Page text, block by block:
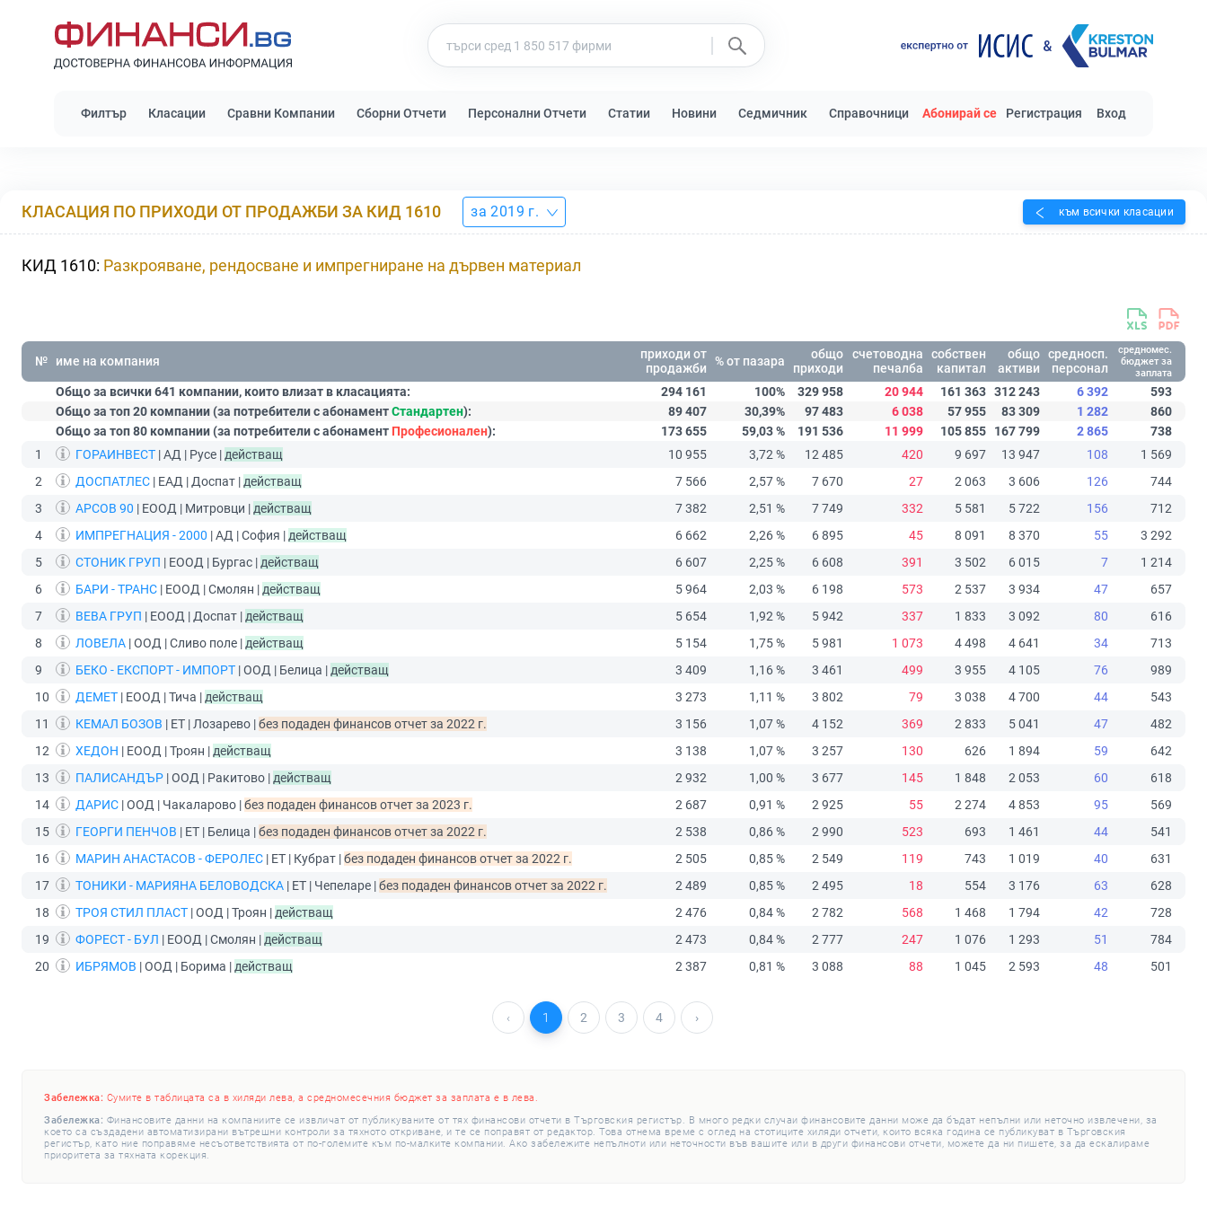
Филтър Класации Сравни Компании Сборни Отчети Персонални Отчети Статии Новини Седмичник Справочници Абонирай се Регистрация Вход
КЛАСАЦИЯ ПО ПРИХОДИ ОТ ПРОДАЖБИ ЗА КИД 1610 за 2019 г. към всички класации
КИД 1610: Разкрояване, рендосване и импрегниране на дървен материал
№ име на компания
приходи от
продажби
% от пазара
общо
приходи
счетоводна
печалба
собствен
капитал
общо
активи
средносп.
персонал
средномес.
бюджет за
заплата
Общо за всички 641 компании, които влизат в класацията: 294 161 100% 329 958 20 944 161 363 312 243 6 392
593
Общо за топ 20 компании (за потребители с абонаментСтандартен): 89 407 30,39% 97 483 6 038 57 955 83 309 1 282
860
Общо за топ 80 компании (за потребители с абонамент Професионален): 173 655 59,03 % 191 536 11 999 105 855 167 799 2 865
738
1
ГОРАИНВЕСТ | АД | Русе | действащ 10 955 3,72 % 12 485 420 9 697 13 947 108
1 569
2
ДОСПАТЛЕС | ЕАД | Доспат | действащ 7 566 2,57 % 7 670 27 2 063 3 606 126
744
3
АРСОВ 90 | ЕООД | Митровци | действащ 7 382 2,51 % 7 749 332 5 581 5 722 156
712
4
ИМПРЕГНАЦИЯ - 2000 | АД | София | действащ 6 662 2,26 % 6 895 45 8 091 8 370 55
3 292
5
СТОНИК ГРУП | ЕООД | Бургас | действащ 6 607 2,25 % 6 608 391 3 502 6 015 7
1 214
6
БАРИ - ТРАНС | ЕООД | Смолян | действащ 5 964 2,03 % 6 198 573 2 537 3 934 47
657
7
ВЕВА ГРУП | ЕООД | Доспат | действащ 5 654 1,92 % 5 942 337 1 833 3 092 80
616
8
ЛОВЕЛА | ООД | Сливо поле | действащ 5 154 1,75 % 5 981 1 073 4 498 4 641 34
713
9
БЕКО - ЕКСПОРТ - ИМПОРТ | ООД | Белица | действащ 3 409 1,16 % 3 461 499 3 955 4 105 76
989
10
ДЕМЕТ | ЕООД | Тича | действащ 3 273 1,11 % 3 802 79 3 038 4 700 44
543
11
КЕМАЛ БОЗОВ | ЕТ | Лозарево |без подаден финансов отчет за 2022 г. 3 156 1,07 % 4 152 369 2 833 5 041 47
482
12
ХЕДОН | ЕООД | Троян | действащ 3 138 1,07 % 3 257 130 626 1 894 59
642
13
ПАЛИСАНДЪР | ООД | Ракитово | действащ 2 932 1,00 % 3 677 145 1 848 2 053 60
618
14
ДАРИС | ООД | Чакаларово |без подаден финансов отчет за 2023 г. 2 687 0,91 % 2 925 55 2 274 4 853 95
569
15
ГЕОРГИ ПЕНЧОВ | ЕТ | Белица |без подаден финансов отчет за 2022 г. 2 538 0,86 % 2 990 523 693 1 461 44
541
16
МАРИН АНАСТАСОВ - ФЕРОЛЕС | ЕТ | Кубрат |без подаден финансов отчет за 2022 г. 2 505 0,85 % 2 549 119 743 1 019 40
631
17
ТОНИКИ - МАРИЯНА БЕЛОВОДСКА | ЕТ | Чепеларе |без подаден финансов отчет за 2022 г. 2 489 0,85 % 2 495 18 554 3 176 63
628
18
ТРОЯ СТИЛ ПЛАСТ | ООД | Троян | действащ 2 476 0,84 % 2 782 568 1 468 1 794 42
728
19
ФОРЕСТ - БУЛ | ЕООД | Смолян | действащ 2 473 0,84 % 2 777 247 1 076 1 293 51
784
20
ИБРЯМОВ | ООД | Борима | действащ 2 387 0,81 % 3 088 88 1 045 2 593 48 501
‹ 1 2 3 4 ›
Забележка: Сумите в таблицата са в хиляди лева, а средномесечния бюджет за заплата е в лева.
Забележка: Финансовите данни на компаниите се извличат от публикуваните от тях финансови отчети в Търговския регистър. В много редки случаи финансовите данни може да бъдат непълни или неточно извлечени, за
което са създадени автоматизирани вътрешни контроли за тяхното откриване, и те се поправят от редактор. Това отнема време с оглед на стотиците хиляди отчети, които всяка година се публикуват в Търговския
регистър, като ние поправяме несъответствията от по-големите към по-малките компании. Ако забележите непълноти или неточности във вашите или в други финансови отчети, можете да ни пишете, за да ескалираме
приоритета за тяхната корекция.